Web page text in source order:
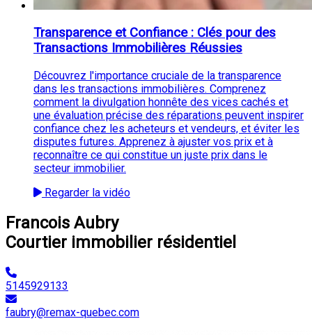
Transparence et Confiance : Clés pour des
Transactions Immobilières Réussies
Découvrez l'importance cruciale de la transparence
dans les transactions immobilières. Comprenez
comment la divulgation honnête des vices cachés et
une évaluation précise des réparations peuvent inspirer
confiance chez les acheteurs et vendeurs, et éviter les
disputes futures. Apprenez à ajuster vos prix et à
reconnaître ce qui constitue un juste prix dans le
secteur immobilier.
Regarder la vidéo
Francois Aubry
Courtier immobilier résidentiel
5145929133
faubry@remax-quebec.com